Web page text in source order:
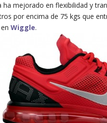
mejorado en flexibilidad y
por encima de 75 kgs que
Wiggle.